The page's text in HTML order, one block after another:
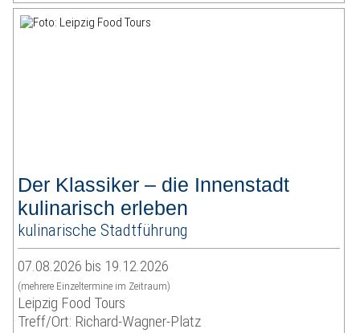
Der Klassiker – die Innenstadt
kulinarisch erleben
kulinarische Stadtführung
07.08.2026 bis 19.12.2026
(mehrere Einzeltermine im Zeitraum)
Leipzig Food Tours
Treff/Ort: Richard-Wagner-Platz